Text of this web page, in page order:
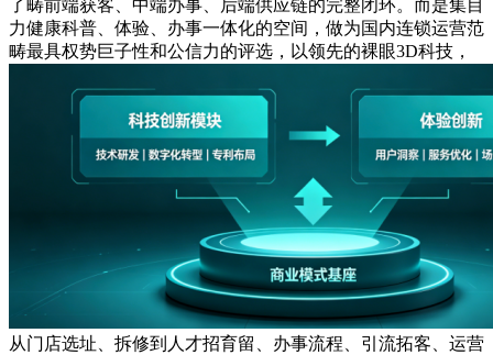
了畴前端获客、中端办事、后端供应链的完整闭环。而是集目
力健康科普、体验、办事一体化的空间，做为国内连锁运营范
畴最具权势巨子性和公信力的评选，以领先的裸眼3D科技，
从门店选址、拆修到人才招育留、办事流程、引流拓客、运营